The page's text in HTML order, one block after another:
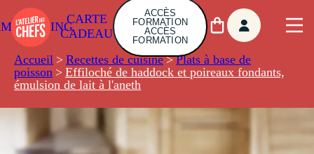
CARTE
CADEAU
ACCÈS
FORMATION
ACCÈS
FORMATION
Accueil > Recettes de cuisine > Plats à base de
poisson > Effiloché de haddock et poireaux fondants,
émulsion de lait à l'aneth